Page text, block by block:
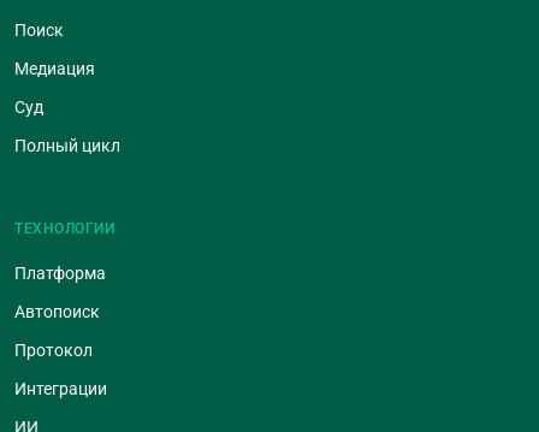
Поиск
Медиация
Суд
Полный цикл
ТЕХНОЛОГИИ
Платформа
Автопоиск
Протокол
Интеграции
ИИ